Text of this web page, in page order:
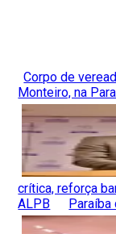
Corpo de
Monteiro, na
crítica, reforça
ALPB
Paraíba